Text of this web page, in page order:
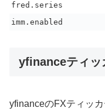
fred.series
imm.enabled
yfinanceティッ
yfinanceのFXティッカ